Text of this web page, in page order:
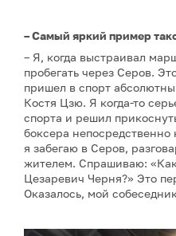
– Самый яркий пример
– Я, когда выстраивал
пробегать через Серов.
пришел в спорт
Костя Цзю. Я когда-то
спорта и решил
боксера
я забегаю в Серов,
жителем. Спрашиваю:
Цезаревич Черня?» Это
Оказалось, мой